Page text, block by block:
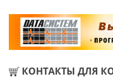
КОНТАКТЫ ДЛЯ